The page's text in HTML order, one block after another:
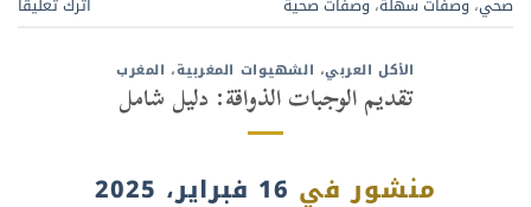
الأكل العربي، الشهيوات المغربية، المغرب
تقديم الوجبات الذواقة: دليل شامل
منشور في 16 فبراير، 2025